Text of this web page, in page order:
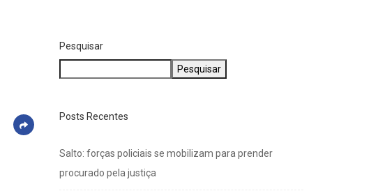
Pesquisar
Pesquisar
Posts Recentes
Salto: forças policiais se mobilizam para prender
procurado pela justiça